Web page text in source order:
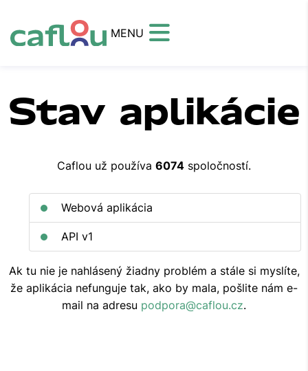
MENU
Stav aplikácie
Caflou už používa 6074 spoločností.
Webová aplikácia
API v1
Ak tu nie je nahlásený žiadny problém a stále si myslíte,
že aplikácia nefunguje tak, ako by mala, pošlite nám e-
mail na adresu podpora@caflou.cz.